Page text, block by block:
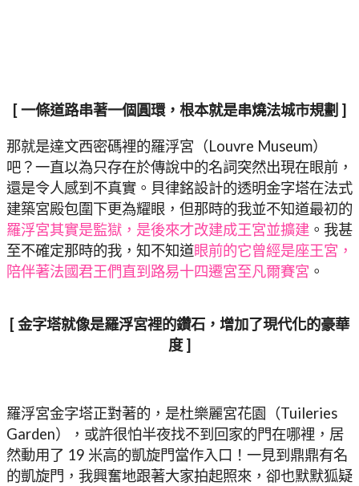
[ 一條道路串著一個圓環，根本就是串燒法城市規劃 ]
那就是達文西密碼裡的羅浮宮（Louvre Museum）
吧？一直以為只存在於傳說中的名詞突然出現在眼前，
還是令人感到不真實。貝律銘設計的透明金字塔在法式
建築宮殿包圍下更為耀眼，但那時的我並不知道最初的
羅浮宮其實是監獄，是後來才改建成王宮並擴建 。我甚
至不確定那時的我，知不知道眼前的它曾經是座王宮，
陪伴著法國君王們直到路易十四遷宮至凡爾賽宮 。
[ 金字塔就像是羅浮宮裡的鑽石，增加了現代化的豪華
度 ]
羅浮宮金字塔正對著的，是杜樂麗宮花園（Tuileries
Garden），或許很怕半夜找不到回家的門在哪裡，居
然動用了 19 米高的凱旋門當作入口！一見到鼎鼎有名
的凱旋門，我興奮地跟著大家拍起照來，卻也默默狐疑